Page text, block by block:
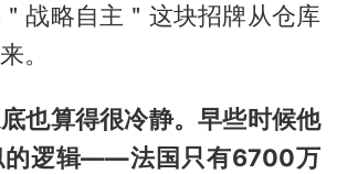
战略自主＂这块招牌从仓库
。
也算得很冷静。早些时候他
的逻辑——法国只有6700万